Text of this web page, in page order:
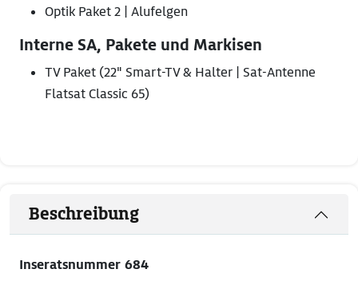
Optik Paket 2 | Alufelgen
Interne SA, Pakete und Markisen
TV Paket (22" Smart-TV & Halter | Sat-Antenne
Flatsat Classic 65)
Beschreibung
Inseratsnummer 684